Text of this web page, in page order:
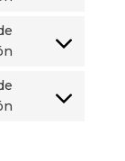
service
Consent
service
Consent